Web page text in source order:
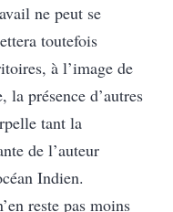
ne peut se
toutefois
à l’image de
la présence d’autres
tant la
de l’auteur
Indien.
reste pas moins